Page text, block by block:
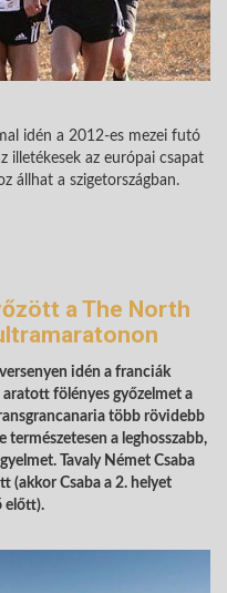
idén a 2012-es mezei futó
illetékesek az európai csapat
állhat a szigetországban.
a The North
idén a franciák
fölényes győzelmet a
több rövidebb
természetesen a leghosszabb,
Tavaly Német Csaba
(akkor Csaba a 2. helyet
előtt).